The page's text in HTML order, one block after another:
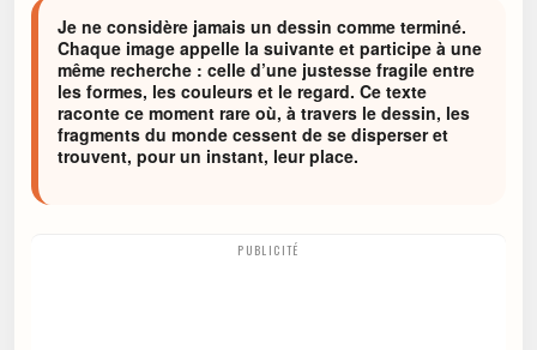
Je ne considère jamais un dessin comme terminé.
Chaque image appelle la suivante et participe à une
même recherche : celle d’une justesse fragile entre
les formes, les couleurs et le regard. Ce texte
raconte ce moment rare où, à travers le dessin, les
fragments du monde cessent de se disperser et
trouvent, pour un instant, leur place.
PUBLICITÉ